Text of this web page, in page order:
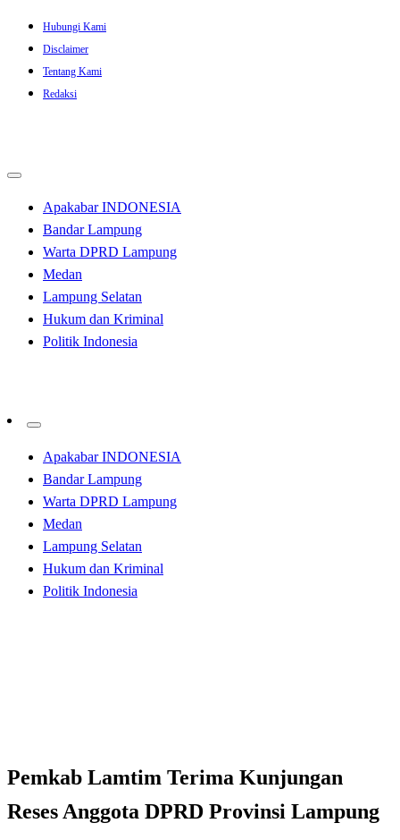
Skip
content
Hubungi Kami
Disclaimer
Tentang Kami
Redaksi
Apakabar INDONESIA
Bandar Lampung
Warta DPRD Lampung
Medan
Lampung Selatan
Hukum dan Kriminal
Politik Indonesia
Apakabar INDONESIA
Bandar Lampung
Warta DPRD Lampung
Medan
Lampung Selatan
Hukum dan Kriminal
Politik Indonesia
Pemkab Lamtim Terima Kunjungan
Reses Anggota DPRD Provinsi Lampung